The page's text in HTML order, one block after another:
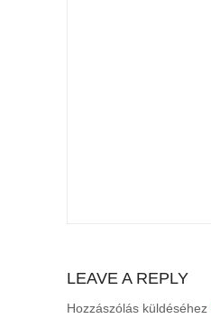
LEAVE A REPLY
Hozzászólás küldéséhez